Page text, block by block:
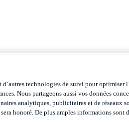
d’autres technologies de suivi pour optimiser
Nous partageons aussi vos données
analytiques, publicitaires et de réseaux
honoré. De plus amples informations sont